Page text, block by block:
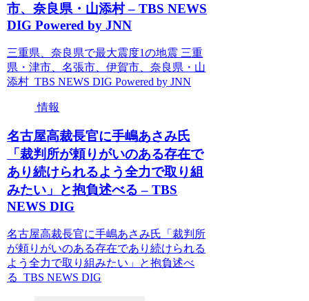
市、奈良県・山添村 – TBS NEWS
DIG Powered by JNN
三重県、奈良県で最大震度1の地震 三重
県・津市、名張市、伊賀市、奈良県・山
添村 TBS NEWS DIG Powered by JNN
情報
名古屋高裁長官に手嶋あさみ氏
「裁判所が頼りがいのある存在で
あり続けられるよう全力で取り組
みたい」と抱負述べる – TBS
NEWS DIG
名古屋高裁長官に手嶋あさみ氏「裁判所
が頼りがいのある存在であり続けられる
よう全力で取り組みたい」と抱負述べ
る TBS NEWS DIG